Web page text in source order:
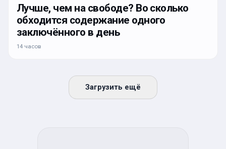
Лучше, чем на свободе? Во сколько
обходится содержание одного
заключённого в день
14 часов
Загрузить ещё